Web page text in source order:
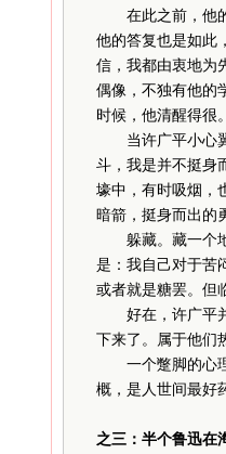
在此之前，他的
他的答复也是如此
信，我都由衷地为
偶像，不独有他的
时候，他清醒得很。
当许广平小心翼
斗，我是并不挺身
壕中，有时吸烟，
暗箭，挺身而出的
躲藏。藏一个地
是：我自己对于苦
或者就是糖罢。但
好在，许广平并
下来了。属于他们
一个蹩脚的心理
概，是人世间最好
之三：半个鲁迅在